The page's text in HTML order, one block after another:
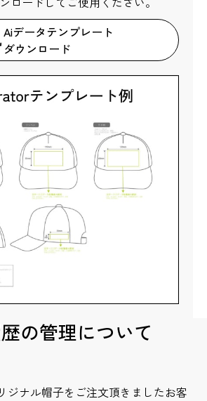
Aiデータテンプレート
ダウンロード
の管理について
ジナル帽子をご注文頂きましたお客